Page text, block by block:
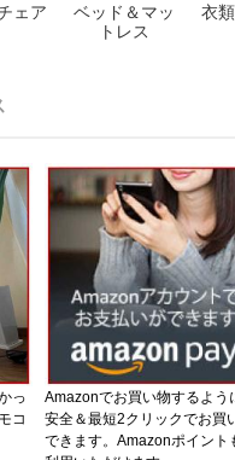
ェア
ベッド＆マッ
トレス
衣
っ
コ
Amazonでお買い物するよう
安全＆最短2クリックでお買
できます。Amazonポイント